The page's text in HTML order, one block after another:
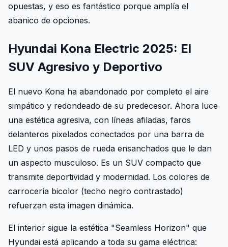
opuestas, y eso es fantástico porque amplía el
abanico de opciones.
Hyundai Kona Electric 2025: El
SUV Agresivo y Deportivo
El nuevo Kona ha abandonado por completo el aire
simpático y redondeado de su predecesor. Ahora luce
una estética agresiva, con líneas afiladas, faros
delanteros pixelados conectados por una barra de
LED y unos pasos de rueda ensanchados que le dan
un aspecto musculoso. Es un SUV compacto que
transmite deportividad y modernidad. Los colores de
carrocería bicolor (techo negro contrastado)
refuerzan esta imagen dinámica.
El interior sigue la estética "Seamless Horizon" que
Hyundai está aplicando a toda su gama eléctrica: